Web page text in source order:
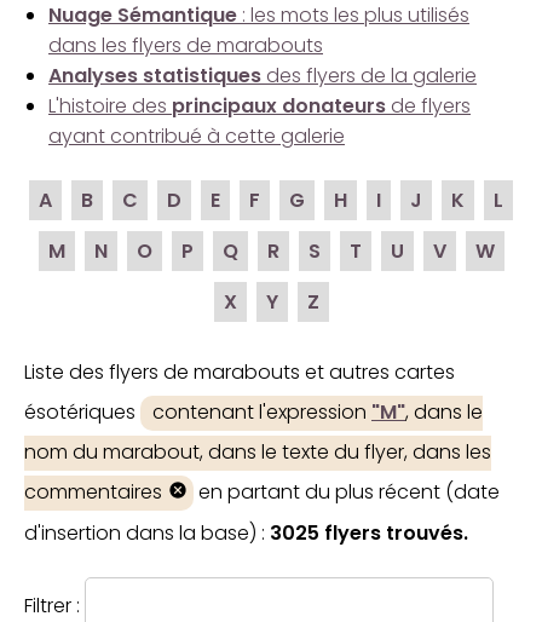
Nuage Sémantique : les mots les plus utilisés
dans les flyers de marabouts
Analyses statistiques des flyers de la galerie
L'histoire des principaux donateurs de flyers
ayant contribué à cette galerie
A B C D E F G H I J K
L
M
N O P Q R S T U V
W
X
Y Z
Liste des flyers de marabouts et autres cartes
ésotériques
contenant l'expression "M", dans le
nom du marabout, dans le texte du flyer, dans les
commentaires
en partant du plus récent (date
d'insertion dans la base) : 3025 flyers trouvés.
Filtrer :